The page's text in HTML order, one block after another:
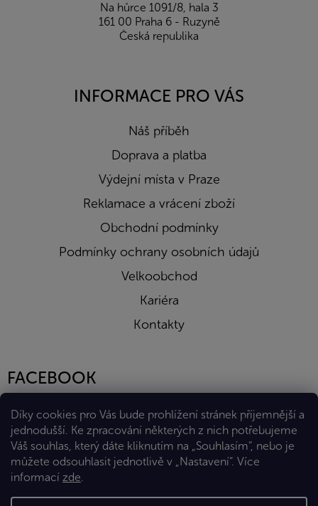
Díky cookies pro Vás bude prohlížení stránek příjemnější a
jednodušší. Ke zpracování některých z nich potřebujeme
Váš souhlas, který dáte kliknutím na „Souhlasím“, nebo je
můžete odsouhlasit jednotlivě v „Nastavení“. Více
informací zde.
Na hůrce 1091/8, hala 3
161 00 Praha 6 - Ruzyně
Česká republika
INFORMACE PRO VÁS
Náš příběh
Doprava a platba
Výdejní místa v Praze
Reklamace a vrácení zboží
Obchodní podmínky
Podmínky ochrany osobních údajů
Velkoobchod
Kariéra
Kontakty
FACEBOOK
Vytvořil Shoptet Premium